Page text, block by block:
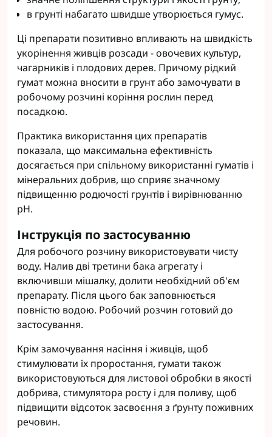
в грунті набагато швидше утворюється гумус.
Ці препарати позитивно впливають на швидкість
укорінення живців розсади - овочевих культур,
чагарників і плодових дерев. Причому рідкий
гумат можна вносити в грунт або замочувати в
робочому розчині коріння рослин перед
посадкою.
Практика використання цих препаратів
показала, що максимальна ефективність
досягається при спільному використанні гуматів і
мінеральних добрив, що сприяє значному
підвищенню родючості грунтів і вирівнюванню
рН.
Інструкція по застосуванню
Для робочого розчину використовувати чисту
воду. Налив дві третини бака агрегату і
включивши мішалку, долити необхідний об'єм
препарату. Після цього бак заповнюється
повністю водою. Робочий розчин готовий до
застосування.
Крім замочування насіння і живців, щоб
стимулювати їх проростання, гумати також
використовуються для листової обробки в якості
добрива, стимулятора росту і для поливу, щоб
підвищити відсоток засвоєння з ґрунту поживних
речовин.